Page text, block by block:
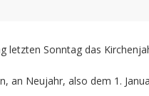
letzten Sonntag das
an Neujahr, also dem 1.